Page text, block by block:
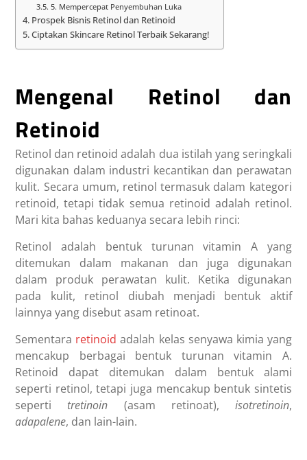
5. Mempercepat Penyembuhan Luka
Prospek Bisnis Retinol dan Retinoid
Ciptakan Skincare Retinol Terbaik Sekarang!
Mengenal Retinol dan
Retinoid
Retinol dan retinoid adalah dua istilah yang seringkali
digunakan dalam industri kecantikan dan perawatan
kulit. Secara umum, retinol termasuk dalam kategori
retinoid, tetapi tidak semua retinoid adalah retinol.
Mari kita bahas keduanya secara lebih rinci:
Retinol adalah bentuk turunan vitamin A yang
ditemukan dalam makanan dan juga digunakan
dalam produk perawatan kulit. Ketika digunakan
pada kulit, retinol diubah menjadi bentuk aktif
lainnya yang disebut asam retinoat.
Sementara retinoid adalah kelas senyawa kimia yang
mencakup berbagai bentuk turunan vitamin A.
Retinoid dapat ditemukan dalam bentuk alami
seperti retinol, tetapi juga mencakup bentuk sintetis
seperti tretinoin (asam retinoat), isotretinoin,
adapalene, dan lain-lain.